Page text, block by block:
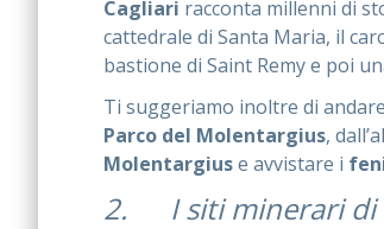
Cagliari racconta millenni di
cattedrale di Santa Maria, il
bastione di Saint Remy e poi
Ti suggeriamo inoltre di
Parco del Molentargius,
Molentargiuse avvistare i
2. I siti minerari di